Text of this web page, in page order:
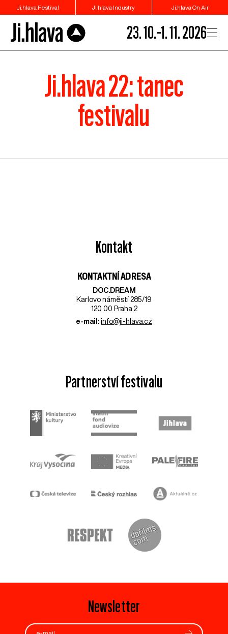
Ji.hlava Festival Ji.hlava Industry Ji.hlava On Air
23. 10.–1. 11. 2026
Ji.hlava 22: tanec
festivalu
Kontakt
KONTAKTNÍ ADRESA
DOC.DREAM​
Karlovo náměstí 285/19
120 00 Praha 2
e-mail: info@ji-hlava.cz
Partnerství festivalu
Newsletter